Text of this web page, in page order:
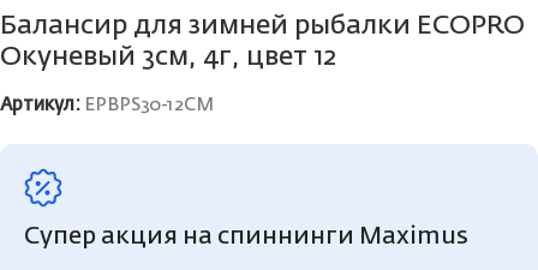
Балансир для зимней рыбалки ECOPRO
Окуневый 3см, 4г, цвет 12
Артикул: EPBPS30-12CM
Супер акция на спиннинги Maximus